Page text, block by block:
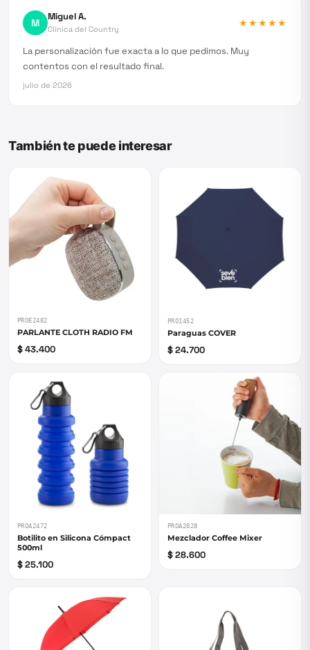
M Miguel A.
Clínica del Country
★★★★★
La personalización fue exacta a lo que pedimos. Muy
contentos con el resultado final.
julio de 2026
También te puede interesar
PROE2482
PARLANTE CLOTH RADIO FM
$ 43.400
PRO1452
Paraguas COVER
$ 24.700
PROA2472
Botilito en Silicona Cómpact
500ml
$ 25.100
PROA2828
Mezclador Coffee Mixer
$ 28.600